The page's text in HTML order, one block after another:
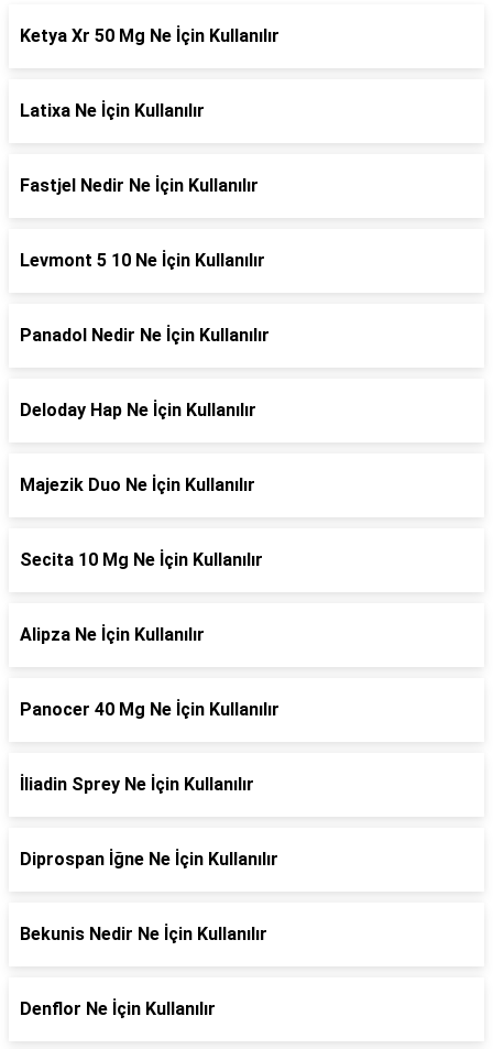
Ketya Xr 50 Mg Ne İçin Kullanılır
Latixa Ne İçin Kullanılır
Fastjel Nedir Ne İçin Kullanılır
Levmont 5 10 Ne İçin Kullanılır
Panadol Nedir Ne İçin Kullanılır
Deloday Hap Ne İçin Kullanılır
Majezik Duo Ne İçin Kullanılır
Secita 10 Mg Ne İçin Kullanılır
Alipza Ne İçin Kullanılır
Panocer 40 Mg Ne İçin Kullanılır
İliadin Sprey Ne İçin Kullanılır
Diprospan İğne Ne İçin Kullanılır
Bekunis Nedir Ne İçin Kullanılır
Denflor Ne İçin Kullanılır